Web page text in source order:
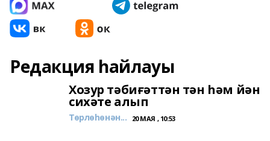
Редакция һайлауы
Хозур тәбиғәттән тән һәм йән
сихәте алып
Төрлөһөнән... 20 МАЯ , 10:53